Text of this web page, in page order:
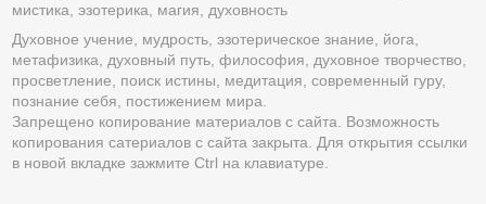
мистика, эзотерика, магия, духовность
Духовное учение, мудрость, эзотерическое знание, йога,
метафизика, духовный путь, философия, духовное творчество,
просветление, поиск истины, медитация, современный гуру,
познание себя, постижением мира.
Запрещено копирование материалов с сайта. Возможность
копирования сатериалов с сайта закрыта. Для открытия ссылки
в новой вкладке зажмите Ctrl на клавиатуре.